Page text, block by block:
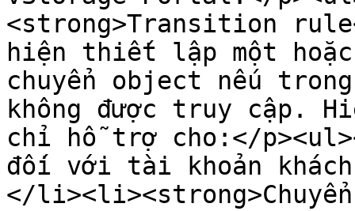
<strong>Transition
hiện thiết lập một
chuyển object nếu
không được truy cập.
chỉ hỗ trợ cho:</
đối với tài khoản
</